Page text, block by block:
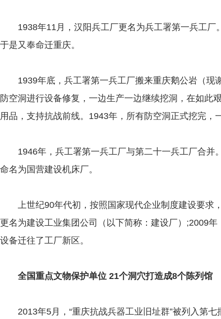
1938年11月，汉阳兵工厂更名为兵工署第一兵工厂
于是又奉命迁重庆。
1939年底，兵工署第一兵工厂搬来重庆鹅公岩（现
防空洞进行设备修复，一边生产一边继续挖洞，在如此
用品，支持抗战前线。1943年，所有防空洞正式挖完，
1946年，兵工署第一兵工厂与第二十一兵工厂合并
命名为国营建设机床厂。
上世纪90年代初，按照国家现代企业制度建设要求
更名为建设工业集团公司（以下简称：建设厂）;2009
设备迁往了工厂新区。
全国重点文物保护单位 21个洞穴打造成8个陈列馆
2013年5月，“重庆抗战兵器工业旧址群”被列入第七